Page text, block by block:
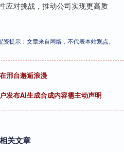
应对挑战，推动公司实现更高质
资提示：文章来自网络，不代表本站观点。
邢台邂逅浪漫
发布AI生成合成内容需主动声明
相关文章